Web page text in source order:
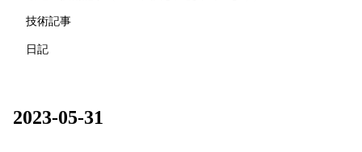
技術記事
日記
2023-05-31